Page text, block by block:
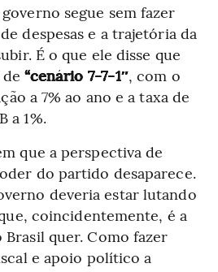
segue sem fazer
despesas e a trajetória da
É o que ele disse que
de“cenário 7-7-1″, com o
a 7% ao ano e a taxa de
a 1%.
que a perspectiva de
do partido desaparece.
deveria estar lutando
coincidentemente, é a
Brasil quer. Como fazer
e apoio político a